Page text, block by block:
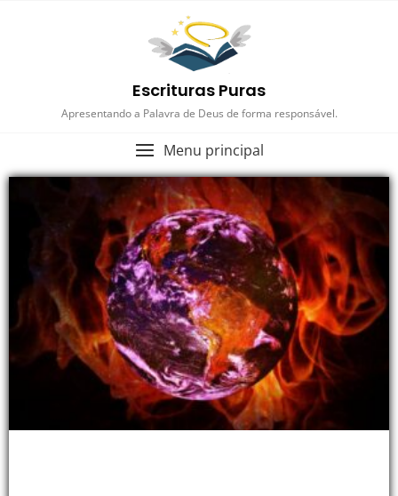
Escrituras Puras
Apresentando a Palavra de Deus de forma responsável.
Menu principal